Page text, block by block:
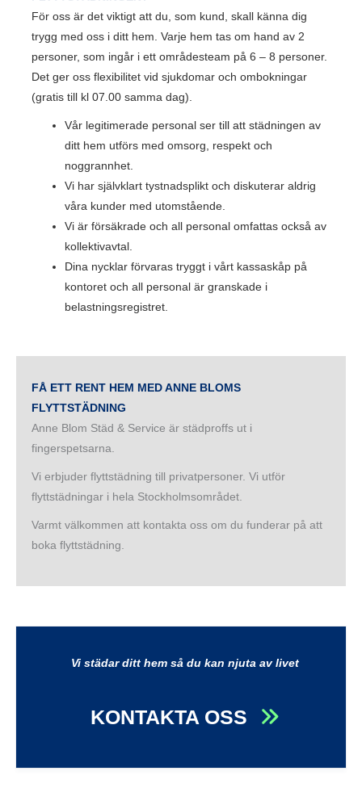
För oss är det viktigt att du, som kund, skall känna dig
trygg med oss i ditt hem. Varje hem tas om hand av 2
personer, som ingår i ett områdesteam på 6 – 8 personer.
Det ger oss flexibilitet vid sjukdomar och ombokningar
(gratis till kl 07.00 samma dag).
Vår legitimerade personal ser till att städningen av
ditt hem utförs med omsorg, respekt och
noggrannhet.
Vi har självklart tystnadsplikt och diskuterar aldrig
våra kunder med utomstående.
Vi är försäkrade och all personal omfattas också av
kollektivavtal.
Dina nycklar förvaras tryggt i vårt kassaskåp på
kontoret och all personal är granskade i
belastningsregistret.
FÅ ETT RENT HEM MED ANNE BLOMS
FLYTTSTÄDNING
Anne Blom Städ & Service är städproffs ut i
fingerspetsarna.
Vi erbjuder flyttstädning till privatpersoner. Vi utför
flyttstädningar i hela Stockholmsområdet.
Varmt välkommen att kontakta oss om du funderar på att
boka flyttstädning.
Vi städar ditt hem så du kan njuta av livet
KONTAKTA OSS